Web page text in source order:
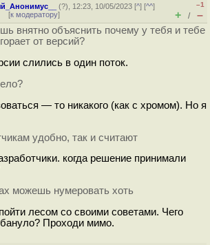
(?), 12:23, 10/05/2023 [^] [^^]
[к модератору]
–1
+ / –
внятно объяснить почему у тебя и тебе
от версий?
слились в один поток.
— то никакого (как с хромом). Но я
удобно, так и считают
когда решение принимали
можешь нумеровать хоть
лесом со своими советами. Чего
Проходи мимо.